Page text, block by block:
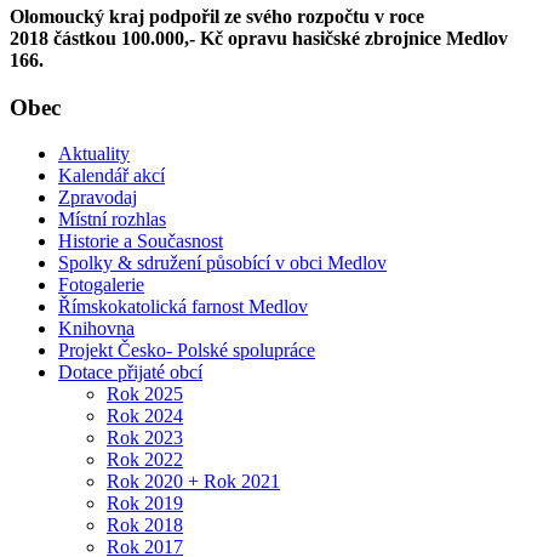
Olomoucký kraj podpořil ze svého rozpočtu v roce
2018 částkou 100.000,- Kč opravu hasičské zbrojnice Medlov
166.
Obec
Aktuality
Kalendář akcí
Zpravodaj
Místní rozhlas
Historie a Současnost
Spolky & sdružení působící v obci Medlov
Fotogalerie
Římskokatolická farnost Medlov
Knihovna
Projekt Česko- Polské spolupráce
Dotace přijaté obcí
Rok 2025
Rok 2024
Rok 2023
Rok 2022
Rok 2020 + Rok 2021
Rok 2019
Rok 2018
Rok 2017